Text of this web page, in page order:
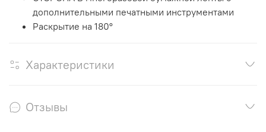
дополнительными печатными инструментами
Раскрытие на 180°
Характеристики
Отзывы